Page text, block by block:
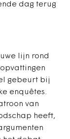
dag terug
lijn rond
gebeurt bij
enquêtes.
van
heeft,